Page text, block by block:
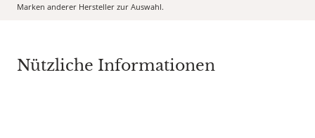
Marken anderer Hersteller zur Auswahl.
Nützliche Informationen